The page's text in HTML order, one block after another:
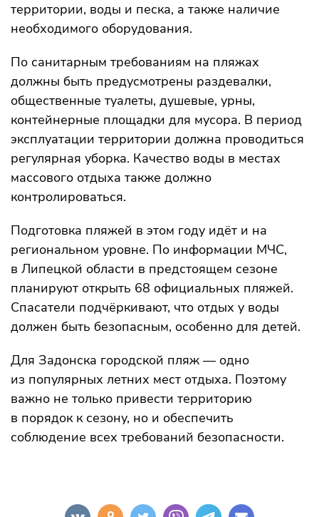
территории, воды и песка, а также наличие
необходимого оборудования.
По санитарным требованиям на пляжах
должны быть предусмотрены раздевалки,
общественные туалеты, душевые, урны,
контейнерные площадки для мусора. В период
эксплуатации территории должна проводиться
регулярная уборка. Качество воды в местах
массового отдыха также должно
контролироваться.
Подготовка пляжей в этом году идёт и на
региональном уровне. По информации МЧС,
в Липецкой области в предстоящем сезоне
планируют открыть 68 официальных пляжей.
Спасатели подчёркивают, что отдых у воды
должен быть безопасным, особенно для детей.
Для Задонска городской пляж — одно
из популярных летних мест отдыха. Поэтому
важно не только привести территорию
в порядок к сезону, но и обеспечить
соблюдение всех требований безопасности.